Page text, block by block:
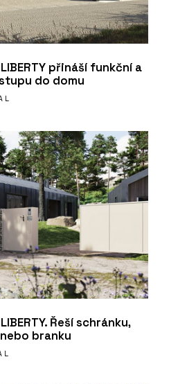
přináší funkční a
do domu
Řeší schránku,
branku